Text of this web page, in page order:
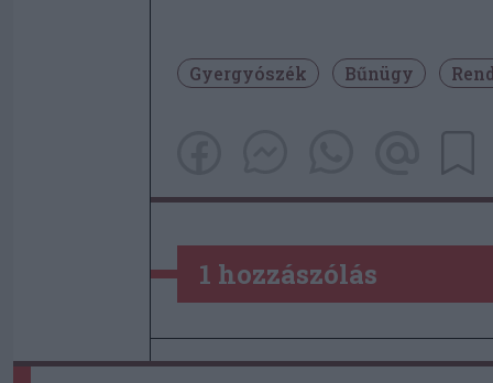
Gyergyószék Bűnügy
1 hozzászólás